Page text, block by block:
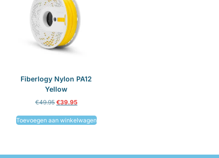
Fiberlogy Nylon PA12
Yellow
€49.95 €39.95
Toevoegen aan winkelwagen